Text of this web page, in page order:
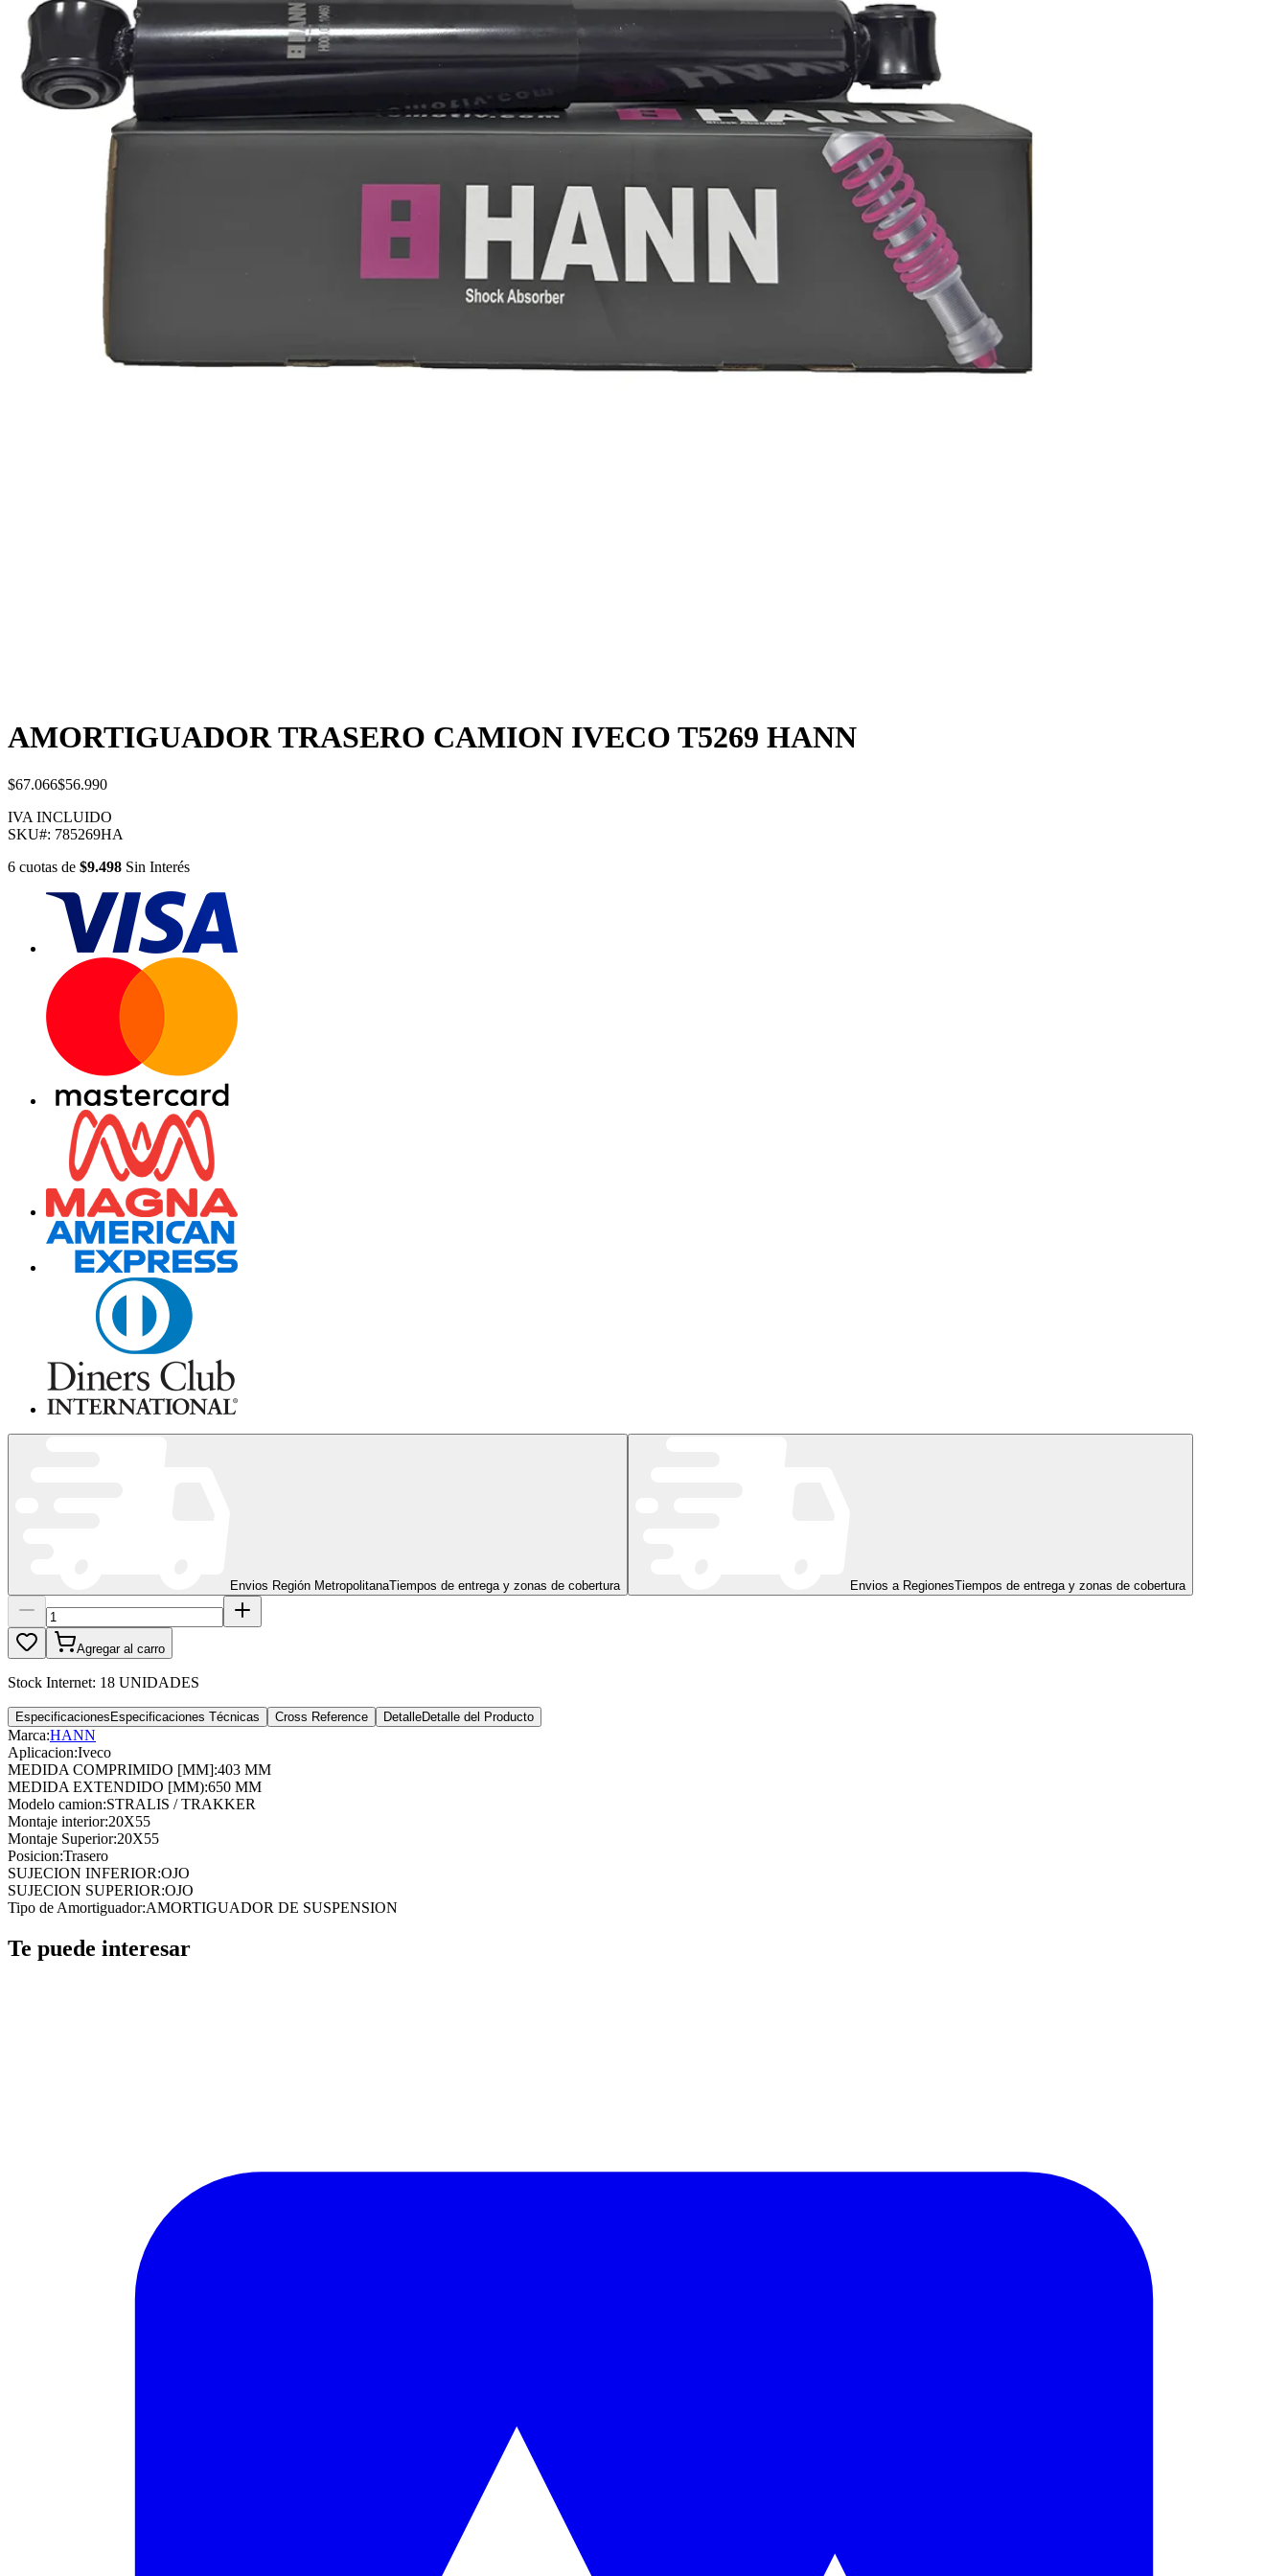
AMORTIGUADOR TRASERO CAMION IVECO T5269 HANN
$67.066$56.990
IVA INCLUIDO
SKU#: 785269HA
6 cuotas de $9.498 Sin Interés
Envios Región MetropolitanaTiempos de entrega y zonas de cobertura Envios a RegionesTiempos de entrega y zonas de cobertura
Agregar al carro
Stock Internet: 18 UNIDADES
Especificaciones Especificaciones Técnicas Cross Reference DetalleDetalle del Producto
Marca:HANN
Aplicacion:Iveco
MEDIDA COMPRIMIDO [MM]:403 MM
MEDIDA EXTENDIDO [MM):650 MM
Modelo camion:STRALIS / TRAKKER
Montaje interior:20X55
Montaje Superior:20X55
Posicion:Trasero
SUJECION INFERIOR:OJO
SUJECION SUPERIOR:OJO
Tipo de Amortiguador:AMORTIGUADOR DE SUSPENSION
Te puede interesar